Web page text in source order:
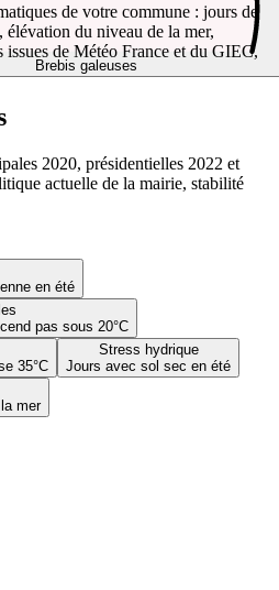
Brebis galeuses
en été
pas sous 20°C
35°C
Stress hydrique
Jours avec sol sec en été
mer
de votre commune : jours de
élévation du niveau de la mer,
issues de Météo France et du GIEC,
2020, présidentielles 2022 et
actuelle de la mairie, stabilité